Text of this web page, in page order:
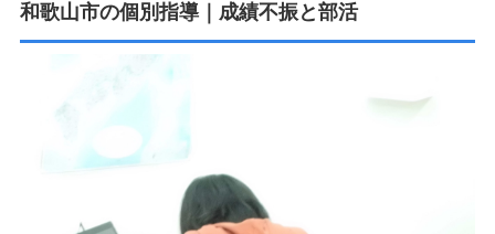
学習塾コース案内
お問い合わせ
和歌山市の個別指導｜成績不振と部活